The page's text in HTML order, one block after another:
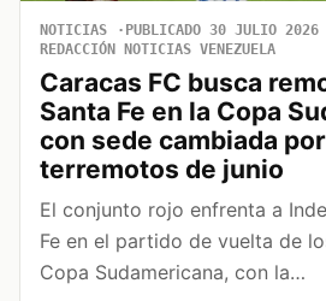
NOTICIAS PUBLICADO 30 JULIO 2026
REDACCIÓN NOTICIAS VENEZUELA
Caracas FC busca
Santa Fe en la Copa
con sede cambiada
terremotos de junio
El conjunto rojo enfrenta a
Fe en el partido de vuelta de
Copa Sudamericana, con la…